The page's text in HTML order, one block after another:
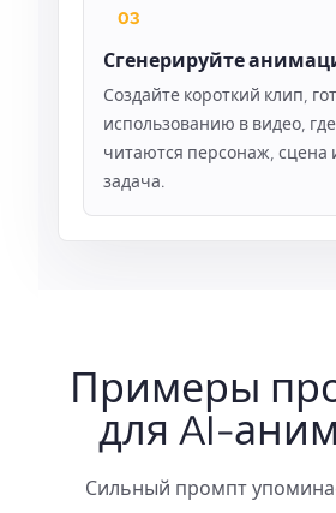
03
Сгенерируйте
Создайте короткий клип,
использованию в видео,
читаются персонаж, сцена
задача.
Примеры
для AI-
Сильный промпт